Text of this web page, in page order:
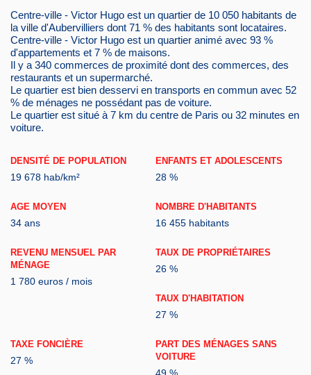
Centre-ville - Victor Hugo est un quartier de 10 050 habitants de
la ville d'Aubervilliers dont 71 % des habitants sont locataires.
Centre-ville - Victor Hugo est un quartier animé avec 93 %
d'appartements et 7 % de maisons.
Il y a 340 commerces de proximité dont des commerces, des
restaurants et un supermarché.
Le quartier est bien desservi en transports en commun avec 52
% de ménages ne possédant pas de voiture.
Le quartier est situé à 7 km du centre de Paris ou 32 minutes en
voiture.
DENSITÉ DE POPULATION
19 678 hab/km²
ENFANTS ET ADOLESCENTS
28 %
AGE MOYEN
34 ans
NOMBRE D'HABITANTS
16 455 habitants
REVENU MENSUEL PAR
MÉNAGE
1 780 euros / mois
TAUX DE PROPRIÉTAIRES
26 %
TAUX D'HABITATION
27 %
TAXE FONCIÈRE
27 %
PART DES MÉNAGES SANS
VOITURE